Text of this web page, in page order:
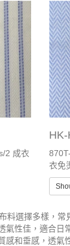
2 成衣
衣免
料選擇多樣，常
氣性佳，適合日
感和垂感，透氣